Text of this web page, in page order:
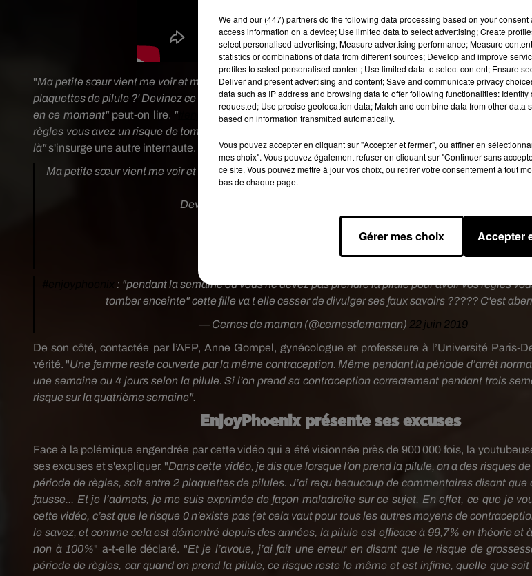
"Ma petite sœur vient me voir et me demande 'c’est vrai qu’on peut tomber enceinte pendant la
plaquettes de pilule ?' Devinez ce qu’elle vient de regarder ? La vidéo d’EnjoyPhoenix. C’est hyper
en ce moment" peut-on lire. " #enjoyphoenix : 'pendant la semaine où vous ne devez pas prendre la
règles vous avez un risque de tomber enceinte' cette fille va t elle cesser de divulger ses faux savoirs
là"s'insurge une autre internaute.
Ma petite sœur vient me voir et me demande "c'est vrai qu'on peut tomber enceinte pendant la
les plaquettes de pilule ?"
Devinez ce qu'elle vient de regarder ? La vidéo d'enjoy phoenix.
C'est hyper dangereux ce qu'elle fait en ce moment
— Scampi (@Manette2play)23 juin 2019
: "pendant la semaine où vous ne devez pas prendre la pilule pour avoir vos règles
tomber enceinte" cette fille va t elle cesser de divulger ses faux savoirs ????? C'est
— Cernes de maman (@cernesdemaman) 22 juin 2019
De son côté, contactée par l’AFP, Anne Gompel, gynécologue et professeure à l’Université Paris-
vérité. "Une femme reste couverte par la même contraception. Même pendant la période d’arrêt
une semaine ou 4 jours selon la pilule. Si l’on prend sa contraception correctement pendant trois
risque sur la quatrième semaine".
EnjoyPhoenix présente ses excuses
Face à la polémique engendrée par cette vidéo qui a été visionnée près de 900 000 fois, la
ses excuses et s'expliquer. "Dans cette vidéo, je dis que lorsque l’on prend la pilule, on a des risques
période de règles, soit entre 2 plaquettes de pilules. J’ai reçu beaucoup de commentaires disant
fausse... Et je l’admets, je me suis exprimée de façon maladroite sur ce sujet. En effet, ce que je
cette vidéo, c’est que le risque 0 n’existe pas (et cela vaut pour tous les autres moyens de
le savez, et comme cela est démontré depuis des années, la pilule est efficace à 99,7% en théorie et
non à 100%" a-t-elle déclaré. "Et je l’avoue, j’ai fait une erreur en disant que le risque de
période de règles, car quand on prend la pilule, ce risque reste le même et est infime, quelle que soit
We and our (447) partnersdo the following data processing based on your
access information on a device; Use limited data to select advertising; Create
select personalised advertising; Measure advertising performance; Measure
statistics or combinations of data from different sources; Develop and improve
profiles to select personalised content; Use limited data to select content; Ensure
Deliver and present advertising and content; Save and communicate privacy
data such as IP address and browsing data to offer following functionalities:
requested; Use precise geolocation data; Match and combine data from other data
based on information transmitted automatically.
Vous pouvez accepter en cliquant sur "Accepter et fermer", ou affiner en
mes choix". Vous pouvez également refuser en cliquant sur "Continuer sans
ce site. Vous pouvez mettre à jour vos choix, ou retirer votre consentement à tout
bas de chaque page.
Gérer mes choix Accepter